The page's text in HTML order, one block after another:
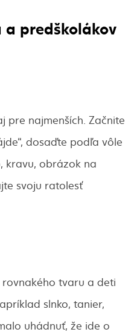
predškolákov
pre najmenších. Začnite
dosaďte podľa vôle
kravu, obrázok na
svoju ratolesť
tvaru a deti
slnko, tanier,
uhádnuť, že ide o